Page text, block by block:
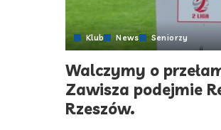
Klub News Seniorzy
Walczymy o
Zawisza podejmie
Rzeszów.